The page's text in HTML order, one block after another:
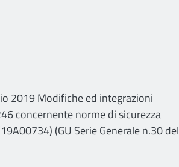
2019 Modifiche ed integrazioni
concernente norme di sicurezza
(GU Serie Generale n.30 del